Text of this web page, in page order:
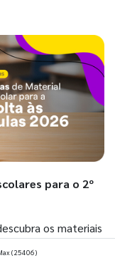
para o 2º
os materiais
segundo
(25406)